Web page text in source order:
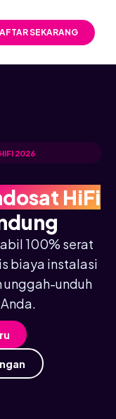
SEKARANG
2026
HiFi
100% serat
biaya instalasi
unggah-unduh